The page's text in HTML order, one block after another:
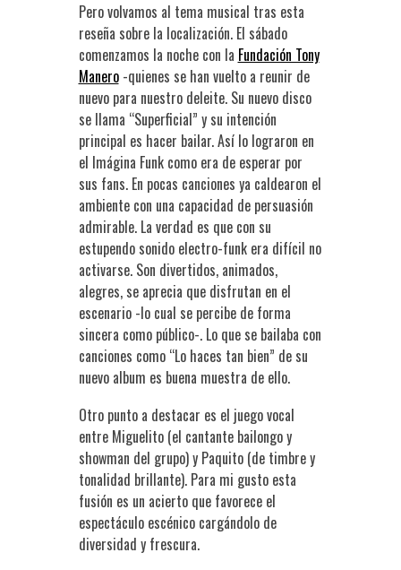
Pero volvamos al tema musical tras esta
reseña sobre la localización. El sábado
comenzamos la noche con la Fundación Tony
Manero-quienes se han vuelto a reunir de
nuevo para nuestro deleite. Su nuevo disco
se llama “Superficial” y su intención
principal es hacer bailar. Así lo lograron en
el Imágina Funk como era de esperar por
sus fans. En pocas canciones ya caldearon el
ambiente con una capacidad de persuasión
admirable. La verdad es que con su
estupendo sonido electro-funk era difícil no
activarse. Son divertidos, animados,
alegres, se aprecia que disfrutan en el
escenario -lo cual se percibe de forma
sincera como público-. Lo que se bailaba con
canciones como “Lo haces tan bien” de su
nuevo album es buena muestra de ello.
Otro punto a destacar es el juego vocal
entre Miguelito (el cantante bailongo y
showman del grupo) y Paquito (de timbre y
tonalidad brillante). Para mi gusto esta
fusión es un acierto que favorece el
espectáculo escénico cargándolo de
diversidad y frescura.